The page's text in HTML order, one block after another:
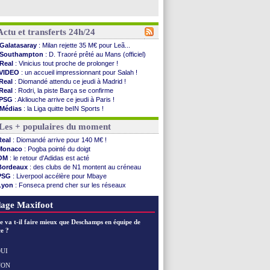
et transferts 24h/24
Galatasaray : Milan rejette 35 M€ pour Leã...
Southampton : D. Traoré prêté au Mans (officiel)
Real : Vinicius tout proche de prolonger !
: un accueil impressionnant pour Salah !
: Diomandé attendu ce jeudi à Madrid !
: Rodri, la piste Barça se confirme
: Akliouche arrive ce jeudi à Paris !
Médias : la Liga quitte beIN Sports !
PSG: pas d'inquiétude pour Rafael Pol
Real : ça se complique pour Rodri !
Barça: Ferran Torres donne son feu vert au ...
FIFA : des excuses après le projet
: c'est fait pour Fekir (officiel)
Real: réponse imminente de Vinicius
Arsenal: Nørgaard transféré à Everton (off.)
Al-Ahli: Deschamps a discuté !
PSG : Luis Enrique satisfait malgré tout
: Zabiri n'est pas fan de la L1
: Thomasson et Cresswell réconciliés
+ populaires du moment
: Diomandé arrive pour 140 M€ !
: Pogba pointé du doigt
: le retour d'Adidas est acté
: des clubs de N1 montent au créneau
: Liverpool accélère pour Mbaye
: Fonseca prend cher sur les réseaux
: une nouvelle offre pour Vinicius
Maxifoot
va t-il faire mieux que Deschamps en équipe de
?